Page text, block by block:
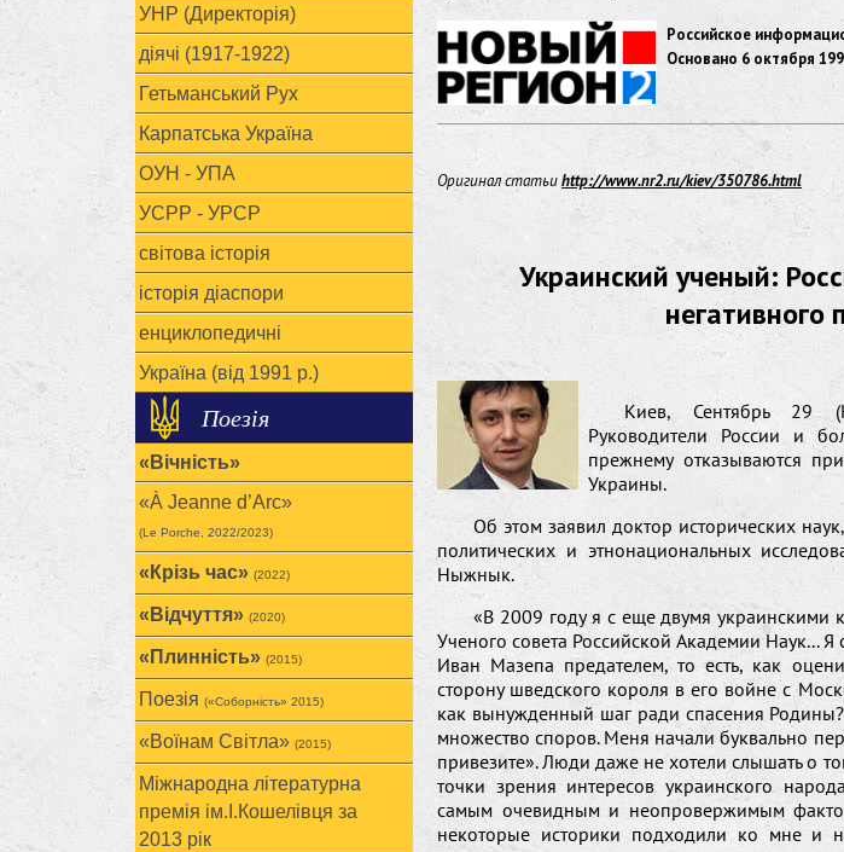
УНР (Директорія)
діячі (1917-1922)
Гетьманський Рух
Карпатська Україна
ОУН - УПА
УСРР - УРСР
світова історія
історія діаспори
енциклопедичні
Україна (від 1991 р.)
Поезія
«Вічність»
«À Jeanne d’Arc»
(Le Porche, 2022/2023)
«Крізь час» (2022)
«Відчуття» (2020)
«Плинність» (2015)
Поезія («Соборність» 2015)
«Воїнам Cвітла» (2015)
Міжнародна літературна
премія ім.І.Кошелівця за
2013 рік
Российское
Основано 6 октября
Оригинал статьиhttp://www.nr2.ru/kiev/350786.html
Украинский ученый:
негативного
Киев, Сентябрь 29
Руководители России и
прежнему отказываются
Украины.
Об этом заявил доктор исторических
политических и этнонациональных
Ныжнык.
«В 2009 году я с еще двумя украинскими
Ученого совета Российской Академии Наук... Я
Иван Мазепа предателем, то есть, как
сторону шведского короля в его войне с
как вынужденный шаг ради спасения
множество споров. Меня начали буквально
привезите». Люди даже не хотели слышать о
точки зрения интересов украинского
самым очевидным и неопровержимым
некоторые историки подходили ко мне и